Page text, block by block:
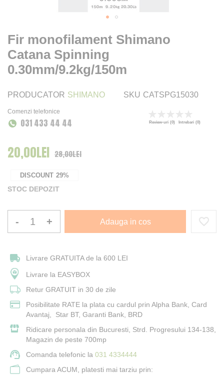
Fir monofilament Shimano
Catana Spinning
0.30mm/9.2kg/150m
PRODUCATOR SHIMANO SKU CATSPG15030
Comenzi telefonice
031 433 44 44
0
% of100
Review-uri (0) Intrebari (0)
28,00LEI
Pret Special
20,00LEI
STOC DEPOZIT
DISCOUNT 29%
- + Adauga in cos
Livrare GRATUITA de la 600 LEI
Livrare la EASYBOX
Retur GRATUIT in 30 de zile
Posibilitate RATE la plata cu cardul prin Alpha Bank, Card
Avantaj, Star BT, Garanti Bank, BRD
Ridicare personala din Bucuresti, Strd. Progresului 134-138,
Magazin de peste 700mp
Comanda telefonic la 031 4334444
Cumpara ACUM, platesti mai tarziu prin: